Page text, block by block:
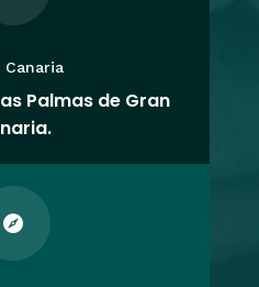
Canaria
Palmas de Gran
